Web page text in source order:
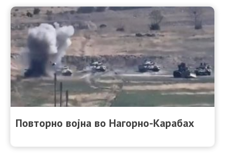
Повторно војна во Нагорно-Карабах